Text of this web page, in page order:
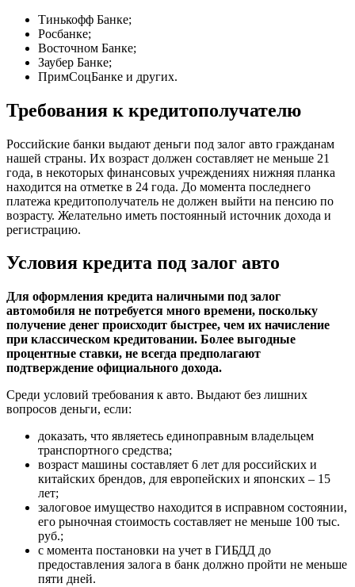
Тинькофф Банке;
Росбанке;
Восточном Банке;
Заубер Банке;
ПримСоцБанке и других.
Требования к кредитополучателю
Российские банки выдают деньги под залог авто гражданам
нашей страны. Их возраст должен составляет не меньше 21
года, в некоторых финансовых учреждениях нижняя планка
находится на отметке в 24 года. До момента последнего
платежа кредитополучатель не должен выйти на пенсию по
возрасту. Желательно иметь постоянный источник дохода и
регистрацию.
Условия кредита под залог авто
Для оформления кредита наличными под залог
автомобиля не потребуется много времени, поскольку
получение денег происходит быстрее, чем их начисление
при классическом кредитовании. Более выгодные
процентные ставки, не всегда предполагают
подтверждение официального дохода.
Среди условий требования к авто. Выдают без лишних
вопросов деньги, если:
доказать, что являетесь единоправным владельцем
транспортного средства;
возраст машины составляет 6 лет для российских и
китайских брендов, для европейских и японских – 15
лет;
залоговое имущество находится в исправном состоянии,
его рыночная стоимость составляет не меньше 100 тыс.
руб.;
с момента постановки на учет в ГИБДД до
предоставления залога в банк должно пройти не меньше
пяти дней.